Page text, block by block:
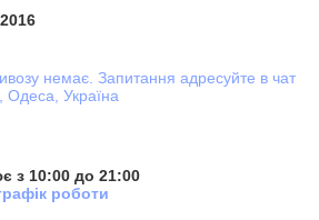
немає. Запитання адресуйте в чат
Україна
з 10:00 до 21:00
роботи